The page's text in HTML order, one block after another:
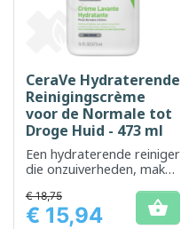
CeraVe Hydraterende
Reinigingscrème
voor de Normale tot
Droge Huid - 473 ml
Een hydraterende reiniger
die onzuiverheden, make-
gezicht en lichaam
verwijdert
Prijs
€ 18,75
€ 15,94 